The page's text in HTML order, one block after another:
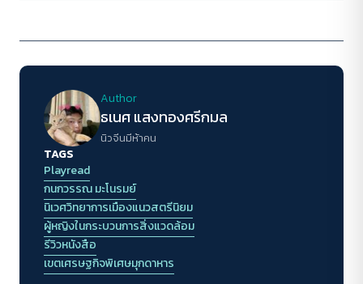
Author
ธเนศ แสงทองศรีกมล
นิวจีนมีห้าคน
TAGS
Playread
กนกวรรณ มะโนรมย์
นิเวศวิทยาการเมืองแนวสตรีนิยม
ผู้หญิงในกระบวนการสิ่งแวดล้อม
รีวิวหนังสือ
เขตเศรษฐกิจพิเศษมุกดาหาร